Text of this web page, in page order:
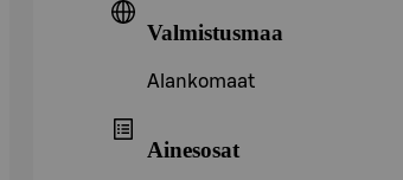
Valmistusmaa
Alankomaat
Ainesosat